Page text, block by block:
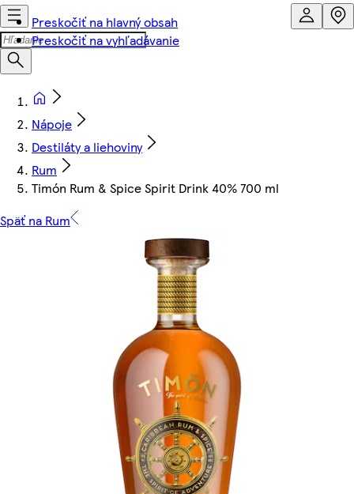
Preskočiť na hlavný obsah
Preskočiť na vyhľadávanie
Nápoje
Destiláty a liehoviny
Rum
Timón Rum & Spice Spirit Drink 40% 700 ml
Späť na Rum